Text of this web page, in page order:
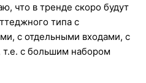
что в тренде скоро будут
типа с
с отдельными входами, с
т.е. с большим набором